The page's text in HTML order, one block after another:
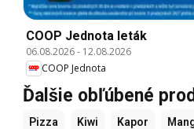
COOP Jednota leták
06.08.2026- 12.08.2026
COOP Jednota
Ďalšie obľúbené
Pizza Kiwi Kapor